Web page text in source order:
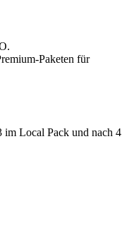
Paketen für
Local Pack und nach 4